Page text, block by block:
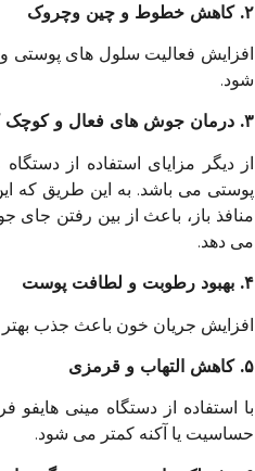
۲. کاهش خطوط و چین وچروک
افزایش فعالیت سلول های
شود.
۳. درمان جوش های فعال و کوچک کردن منافذ باز پوستی
از دیگر مزایای استفاده از
پوستی می باشد. به این طریق که
منافذ باز، باعث از بین رفتن
می دهد.
۴. بهبود رطوبت و لطافت پوست
افزایش جریان خون باعث جذب
۵. کاهش التهاب و قرمزی
با استفاده از دستگاه مینی
حساسیت یا آکنه کمتر می شود.